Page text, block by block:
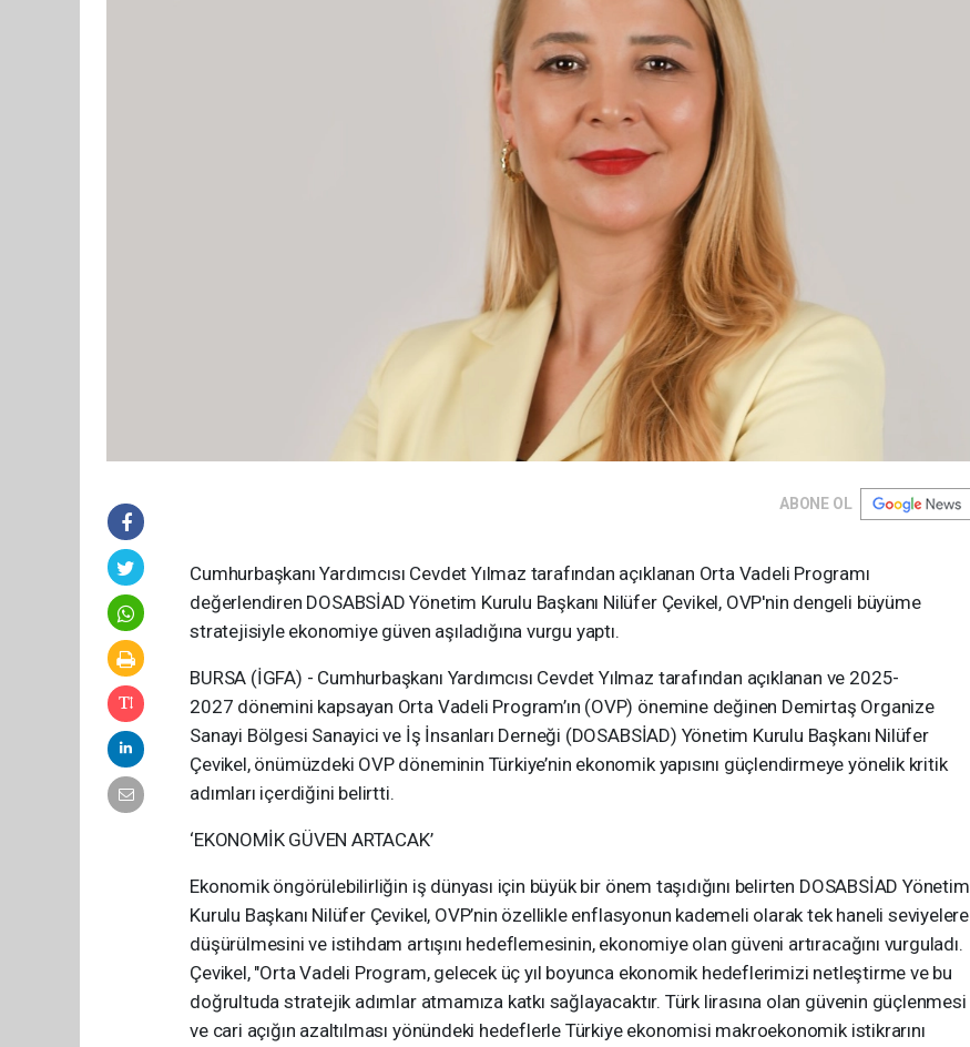
ABONE OL
Cumhurbaşkanı Yardımcısı Cevdet Yılmaz tarafından açıklanan Orta Vadeli Programı
değerlendiren DOSABSİAD Yönetim Kurulu Başkanı Nilüfer Çevikel, OVP'nin dengeli büyüme
stratejisiyle ekonomiye güven aşıladığına vurgu yaptı.
BURSA (İGFA) - Cumhurbaşkanı Yardımcısı Cevdet Yılmaz tarafından açıklanan ve 2025-
2027 dönemini kapsayan Orta Vadeli Program’ın (OVP) önemine değinen Demirtaş Organize
Sanayi Bölgesi Sanayici ve İş İnsanları Derneği (DOSABSİAD) Yönetim Kurulu Başkanı Nilüfer
Çevikel, önümüzdeki OVP döneminin Türkiye’nin ekonomik yapısını güçlendirmeye yönelik kritik
adımları içerdiğini belirtti.
‘EKONOMİK GÜVEN ARTACAK’
Ekonomik öngörülebilirliğin iş dünyası için büyük bir önem taşıdığını belirten DOSABSİAD Yönetim
Kurulu Başkanı Nilüfer Çevikel, OVP’nin özellikle enflasyonun kademeli olarak tek haneli seviyelere
düşürülmesini ve istihdam artışını hedeflemesinin, ekonomiye olan güveni artıracağını vurguladı.
Çevikel, "Orta Vadeli Program, gelecek üç yıl boyunca ekonomik hedeflerimizi netleştirme ve bu
doğrultuda stratejik adımlar atmamıza katkı sağlayacaktır. Türk lirasına olan güvenin güçlenmesi
ve cari açığın azaltılması yönündeki hedeflerle Türkiye ekonomisi makroekonomik istikrarını